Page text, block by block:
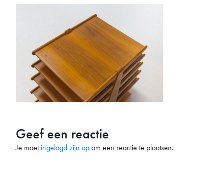
Geef een reactie
Je moetingelogd zijn opom een reactie te plaatsen.